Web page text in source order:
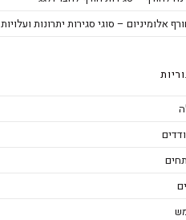
אלומיניום – סוגי סגירות יתרונות ועלויות